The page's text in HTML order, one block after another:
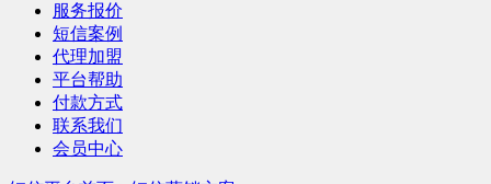
服务报价
短信案例
代理加盟
平台帮助
付款方式
联系我们
会员中心